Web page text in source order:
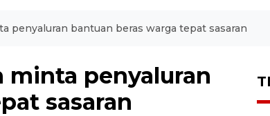
penyaluran bantuan beras warga tepat sasaran
minta penyaluran
sasaran